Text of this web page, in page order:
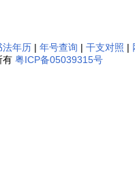
法年历 | 年号查询 | 干支对照 |
有 粤ICP备05039315号